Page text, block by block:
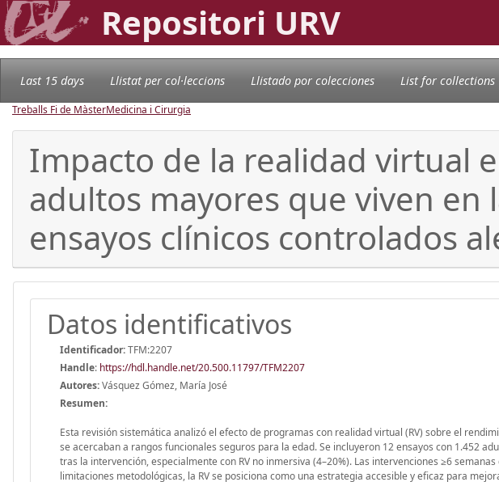
Repositori URV
Last 15 days Llistat per col·leccions Llistado por colecciones List for collections
Treballs Fi de MàsterMedicina i Cirurgia
Impacto de la realidad virtual
adultos mayores que viven
ensayos clínicos controlados
Datos identificativos
Identificador:TFM:2207
Handle: https://hdl.handle.net/20.500.11797/TFM2207
Autores:Vásquez Gómez, María José
Resumen:
Esta revisión sistemática analizó el efecto de programas con realidad virtual (RV) sobre el
se acercaban a rangos funcionales seguros para la edad. Se incluyeron 12 ensayos con 1.452
tras la intervención, especialmente con RV no inmersiva (4–20%). Las intervenciones ≥6
limitaciones metodológicas, la RV se posiciona como una estrategia accesible y eficaz para